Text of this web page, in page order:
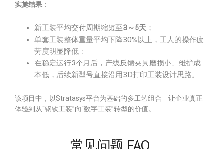
实施结果 ：
新工装平均交付周期缩短至3～5天 ；
单套工装整体重量平均下降30%以上，工人的操作疲
劳度明显降低；
在稳定运行3个月后，产线反馈夹具磨损小、维护成
本低，后续新型号直接沿用3D打印工装设计思路。
该项目中，以Stratasys平台为基础的多工艺组合，让企业真正
体验到从“钢铁工装”向“数字工装”转型的价值。
常见问题 FAQ